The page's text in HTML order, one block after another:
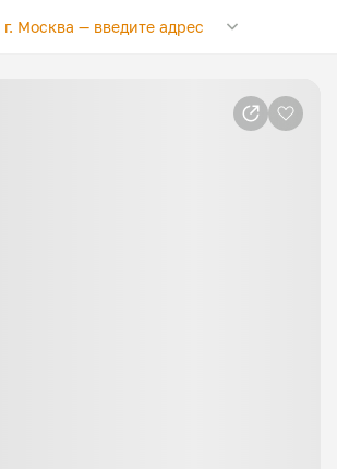
г. Москва —введите адрес